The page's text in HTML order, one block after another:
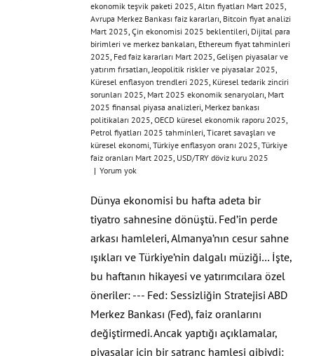
ekonomik teşvik paketi 2025​, ​Altın fiyatları Mart 2025​,
Avrupa Merkez Bankası faiz kararları​, ​Bitcoin fiyat analizi
Mart 2025​, ​Çin ekonomisi 2025 beklentileri​, ​Dijital para
birimleri ve merkez bankaları​, ​Ethereum fiyat tahminleri
2025​, ​Fed faiz kararları Mart 2025​, ​Gelişen piyasalar ve
yatırım fırsatları​,​Jeopolitik riskler ve piyasalar 2025​,
Küresel enflasyon trendleri 2025​, ​Küresel tedarik zinciri
sorunları 2025​, ​Mart 2025 ekonomik senaryoları​, ​Mart
2025 finansal piyasa analizleri​, ​Merkez bankası
politikaları 2025​, ​OECD küresel ekonomik raporu 2025​,
Petrol fiyatları 2025 tahminleri​, ​Ticaret savaşları ve
küresel ekonomi​, Türkiye enflasyon oranı 2025, ​Türkiye
faiz oranları Mart 2025​, ​USD/TRY döviz kuru 2025​
| Yorum yok
Dünya ekonomisi bu hafta adeta bir
tiyatro sahnesine dönüştü. Fed’in perde
arkası hamleleri, Almanya’nın cesur sahne
ışıkları ve Türkiye’nin dalgalı müziği… İşte,
bu haftanın hikayesi ve yatırımcılara özel
öneriler: --- Fed: Sessizliğin Stratejisi ABD
Merkez Bankası (Fed), faiz oranlarını
değiştirmedi. Ancak yaptığı açıklamalar,
piyasalar için bir satranç hamlesi gibiydi: